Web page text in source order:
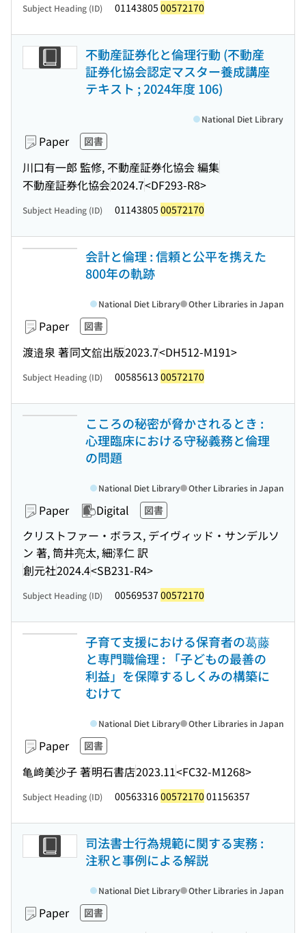
Subject Heading (ID) 01143805 00572170
不動産証券化と倫理行動 (不動産
証券化協会認定マスター養成講座
テキスト ; 2024年度 106)
Paper 図書
川口有一郎 監修, 不動産証券化協会 編集
不動産証券化協会2024.7<DF293-R8>
National Diet Library
Subject Heading (ID) 01143805 00572170
会計と倫理 : 信頼と公平を携えた
800年の軌跡
Paper 図書
渡邉泉 著同文舘出版2023.7<DH512-M191>
National Diet Library Other Libraries in Japan
Subject Heading (ID) 00585613 00572170
こころの秘密が脅かされるとき :
心理臨床における守秘義務と倫理
の問題
Paper Digital 図書
クリストファー・ボラス, デイヴィッド・サンデルソ
ン 著, 筒井亮太, 細澤仁 訳
創元社2024.4<SB231-R4>
National Diet Library Other Libraries in Japan
Subject Heading (ID) 00569537 00572170
子育て支援における保育者の葛藤
と専門職倫理 : 「子どもの最善の
利益」を保障するしくみの構築に
むけて
Paper 図書
亀﨑美沙子 著明石書店2023.11<FC32-M1268>
National Diet Library Other Libraries in Japan
Subject Heading (ID) 0056331600572170 01156357
司法書士行為規範に関する実務 :
注釈と事例による解説
Paper 図書
National Diet Library Other Libraries in Japan